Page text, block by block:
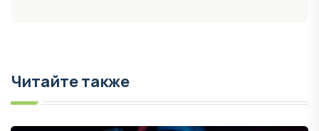
Читайте также